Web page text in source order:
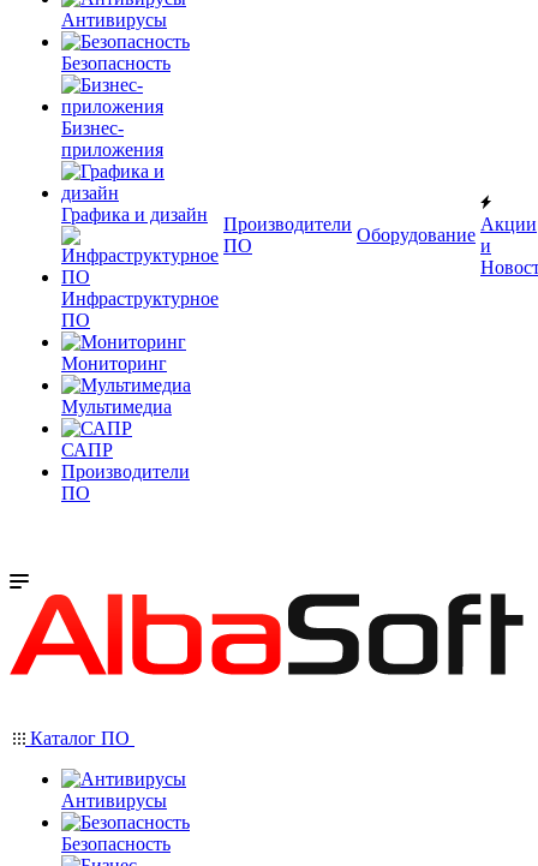
Антивирусы
Безопасность
Бизнес-
приложения
Графика и дизайн
Инфраструктурное
ПО
Мониторинг
Мультимедиа
САПР
Производители
ПО
Производители
ПО
Оборудование
Акции
и
Каталог ПО
Антивирусы
Безопасность